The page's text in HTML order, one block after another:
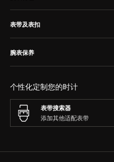
精准先锋
表带及表扣
腕表保养
个性化定制您的时计
表带搜索器